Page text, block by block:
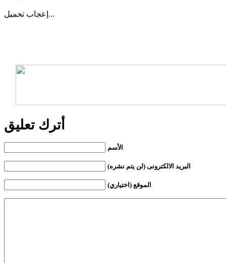
إعجاب تحميل...
أترك تعليق
الأسم
البريد الالكترونى (لن يتم نشره)
الموقع (اختياري)